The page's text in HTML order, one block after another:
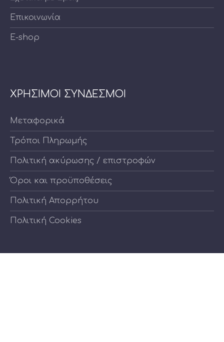
Επικοινωνία
E-shop
ΧΡΗΣΙΜΟΙ ΣΥΝΔΕΣΜΟΙ
Μεταφορικά
Τρόποι Πληρωμής
Πολιτική ακύρωσης / επιστροφών
Όροι και προϋποθέσεις
Πολιτική Απορρήτου
Πολιτική Cookies